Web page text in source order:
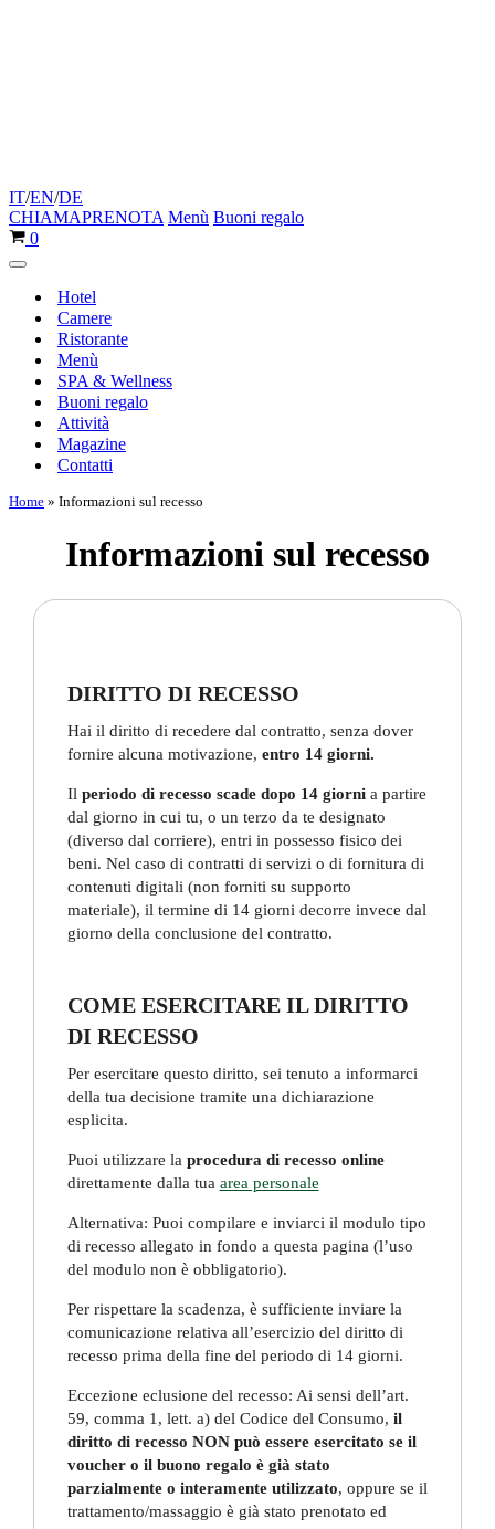
IT/EN/DE
CHIAMAPRENOTA Menù Buoni regalo
Carrello
0
Menu
navigazione
Hotel
Camere
Ristorante
Menù
SPA & Wellness
Buoni regalo
Attività
Magazine
Contatti
Home » Informazioni sul recesso
Informazioni sul recesso
DIRITTO DI RECESSO
Hai il diritto di recedere dal contratto, senza dover
fornire alcuna motivazione, entro 14 giorni.
Il periodo di recesso scade dopo 14 giornia partire
dal giorno in cui tu, o un terzo da te designato
(diverso dal corriere), entri in possesso fisico dei
beni. Nel caso di contratti di servizi o di fornitura di
contenuti digitali (non forniti su supporto
materiale), il termine di 14 giorni decorre invece dal
giorno della conclusione del contratto.
COME ESERCITARE IL DIRITTO
DI RECESSO
Per esercitare questo diritto, sei tenuto a informarci
della tua decisione tramite una dichiarazione
esplicita.
Puoi utilizzare la procedura di recesso online
direttamente dalla tua area personale
Alternativa: Puoi compilare e inviarci il modulo tipo
di recesso allegato in fondo a questa pagina (l’uso
del modulo non è obbligatorio).
Per rispettare la scadenza, è sufficiente inviare la
comunicazione relativa all’esercizio del diritto di
recesso prima della fine del periodo di 14 giorni.
Eccezione eclusione del recesso: Ai sensi dell’art.
59, comma 1, lett. a) del Codice del Consumo, il
diritto di recesso NON può essere esercitato se il
voucher o il buono regalo è già stato
parzialmente o interamente utilizzato, oppure se il
trattamento/massaggio è già stato prenotato ed